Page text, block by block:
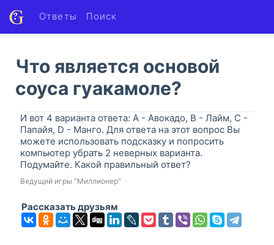
Ответы Поиск
Что является основой
соуса гуакамоле?
И вот 4 варианта ответа: A - Авокадо, B - Лайм, C -
Папайя, D - Манго. Для ответа на этот вопрос Вы
можете использовать подсказку и попросить
компьютер убрать 2 неверных варианта.
Подумайте. Какой правильный ответ?
Ведущий игры "Миллионер"
Рассказать друзьям